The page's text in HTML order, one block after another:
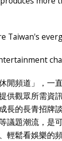
Taiwan's
閒頻道」，一
供觀眾所需資
長的長青招牌
議題潮流，是
輕鬆看娛樂的